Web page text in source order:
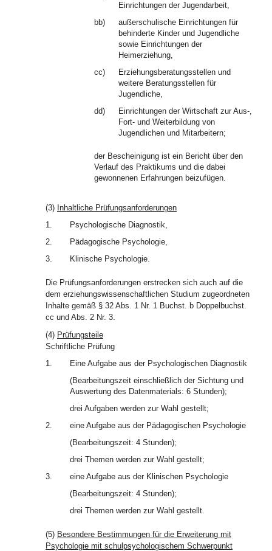
Einrichtungen der Jugendarbeit,
bb)
außerschulische Einrichtungen für
behinderte Kinder und Jugendliche
sowie Einrichtungen der
Heimerziehung,
cc)
Erziehungsberatungsstellen und
weitere Beratungsstellen für
Jugendliche,
dd)
Einrichtungen der Wirtschaft zur Aus-,
Fort- und Weiterbildung von
Jugendlichen und Mitarbeitern;
der Bescheinigung ist ein Bericht über den
Verlauf des Praktikums und die dabei
gewonnenen Erfahrungen beizufügen.
(3) Inhaltliche Prüfungsanforderungen
1.
Psychologische Diagnostik,
2.
Pädagogische Psychologie,
3.
Klinische Psychologie.
Die Prüfungsanforderungen erstrecken sich auch auf die
dem erziehungswissenschaftlichen Studium zugeordneten
Inhalte gemäß § 32 Abs. 1 Nr. 1 Buchst. b Doppelbuchst.
cc und Abs. 2 Nr. 3.
(4) Prüfungsteile
Schriftliche Prüfung
1.
Eine Aufgabe aus der Psychologischen Diagnostik
(Bearbeitungszeit einschließlich der Sichtung und
Auswertung des Datenmaterials: 6 Stunden);
drei Aufgaben werden zur Wahl gestellt;
2.
eine Aufgabe aus der Pädagogischen Psychologie
(Bearbeitungszeit: 4 Stunden);
drei Themen werden zur Wahl gestellt;
3.
eine Aufgabe aus der Klinischen Psychologie
(Bearbeitungszeit: 4 Stunden);
drei Themen werden zur Wahl gestellt.
(5) Besondere Bestimmungen für die Erweiterung mit
Psychologie mit schulpsychologischem Schwerpunkt